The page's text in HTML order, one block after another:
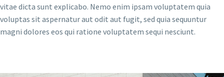
vitae dicta sunt explicabo. Nemo enim ipsam voluptatem quia
voluptas sit aspernatur aut odit aut fugit, sed quia sequuntur
magni dolores eos qui ratione voluptatem sequi nesciunt.